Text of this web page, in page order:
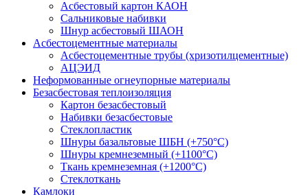
Асбестовый картон КАОН
Сальниковые набивки
Шнур асбестовый ШАОН
Асбестоцементные материалы
Асбестоцементные трубы (хризотилцементные)
АЦЭИД
Неформованные огнеупорные материалы
Безасбестовая теплоизоляция
Картон безасбестовый
Набивки безасбестовые
Стеклопластик
Шнуры базальтовые ШБН (+750°С)
Шнуры кремнеземный (+1100°С)
Ткань кремнеземная (+1200°С)
Стеклоткань
Камлоки